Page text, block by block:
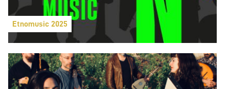
Etnomusic 2025